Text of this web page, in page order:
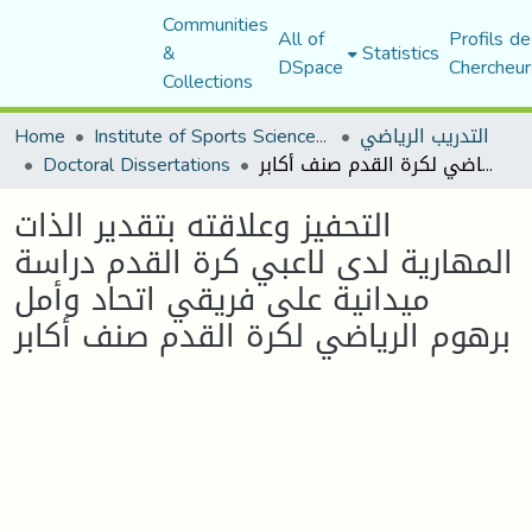
Communities
&
Collections
All of
DSpace Statistics Profils
Home
Institute of Sports Sciences and Techniques التدريب الرياضي
Doctoral Dissertations التحفيز وعلاقته بتقدير الذات المهارية لدى لاعبي كرة القدم دراسة ميدانية على فريقي اتحاد وأمل برهوم الرياضي لكرة القدم صنف أكابر
التحفيز وعلاقته بتقدير الذات
المهارية لدى لاعبي كرة القدم دراسة
ميدانية على فريقي اتحاد وأمل
برهوم الرياضي لكرة القدم صنف أكابر